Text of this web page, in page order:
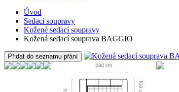
Úvod
Sedací soupravy
Kožené sedací soupravy
Kožená sedací souprava BAGGIO
Přidat do seznamu přání